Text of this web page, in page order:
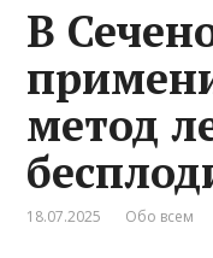
В
метод
18.07.2025 Обо всем